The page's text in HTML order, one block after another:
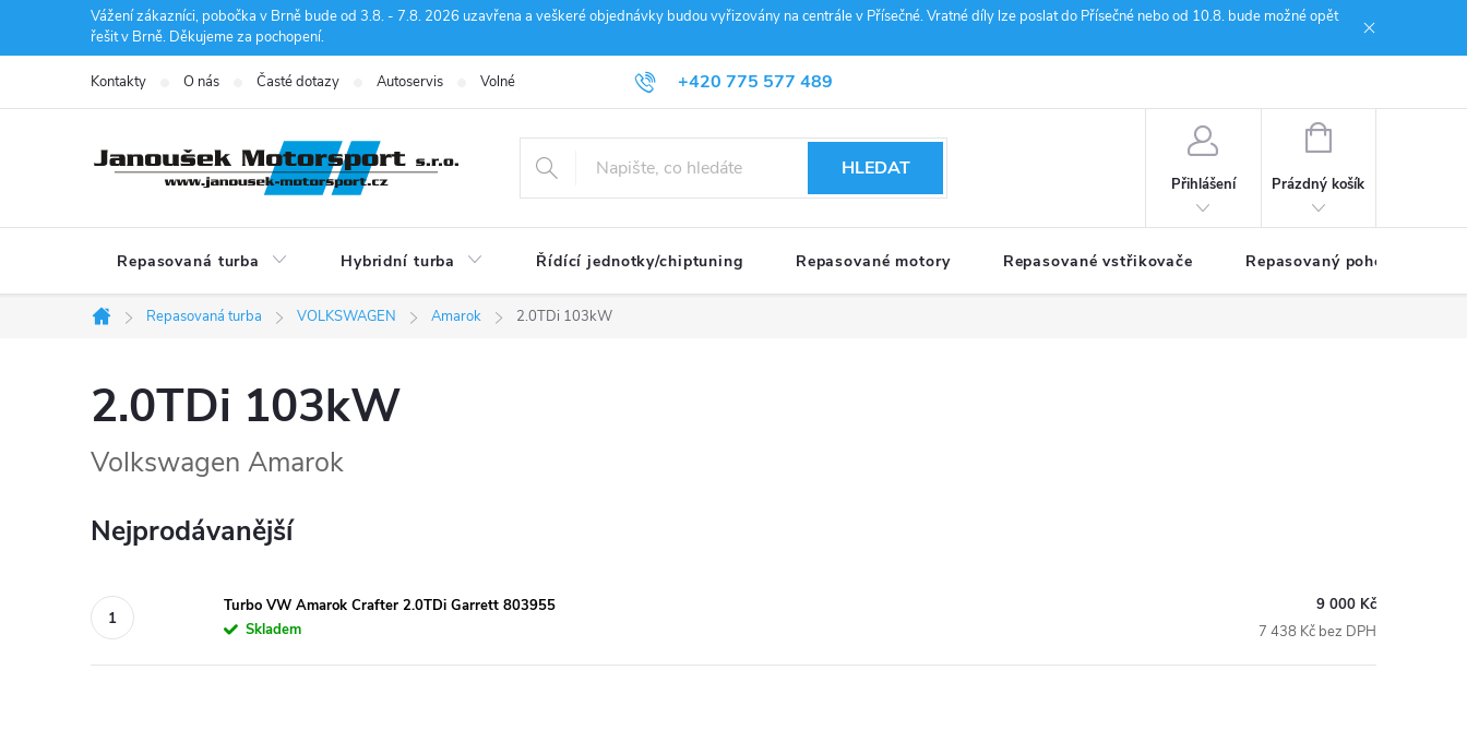
Vážení zákazníci, pobočka v Brně bude od 3.8. - 7.8. 2026 uzavřena a veškeré objednávky budou vyřizovány na centrále v Přísečné. Vratné díly lze poslat do Přísečné nebo od 10.8. bude možné opět
řešit v Brně. Děkujeme za pochopení.
+420 775 577 489
info@janousek-motorsport.cz
Kontakty O nás Časté dotazy Autoservis Volné pozice Obchodní podmínky Reklamace
HLEDAT
Přihlášení
NÁKUPNÍ
Prázdný košík
Repasovaná turba Hybridní turba Řídící jednotky/chiptuning Repasované motory Repasované vstřikovače Repasovaný pohon TDM
Domů
Repasovaná turba VOLKSWAGEN Amarok 2.0TDi 103kW
2.0TDi 103kW
Volkswagen Amarok
Nejprodávanější
Turbo VW Amarok Crafter 2.0TDi Garrett 803955
Skladem
9 000 Kč
7 438 Kč bez DPH